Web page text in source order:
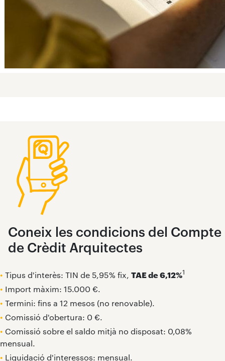
Coneix les condicions del Compte
de Crèdit Arquitectes
• Tipus d'interès: TIN de 5,95% fix, TAE de 6,12%1
• Import màxim: 15.000 €.
• Termini: fins a 12 mesos (no renovable).
• Comissió d'obertura: 0 €.
• Comissió sobre el saldo mitjà no disposat: 0,08%
mensual.
• Liquidació d'interessos: mensual.